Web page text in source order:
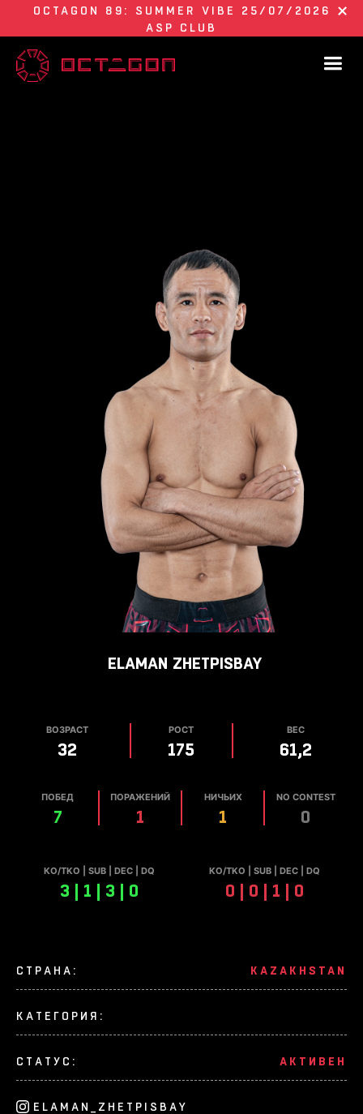
OCTAGON 89: SUMMER VIBE 25/07/2026
ASP CLUB
ELAMAN ZHETPISBAY
ВОЗРАСТ
32
РОСТ
175
ВЕС
61,2
ПОБЕД
7
ПОРАЖЕНИЙ
1
НИЧЬИХ
1
NO CONTEST
0
КО/TKO | SUB | DEC | DQ
3 | 1 | 3 | 0
КО/TKO | SUB | DEC | DQ
0 | 0 | 1 | 0
СТРАНА: KAZAKHSTAN
КАТЕГОРИЯ:
СТАТУС: АКТИВЕН
ELAMAN_ZHETPISBAY